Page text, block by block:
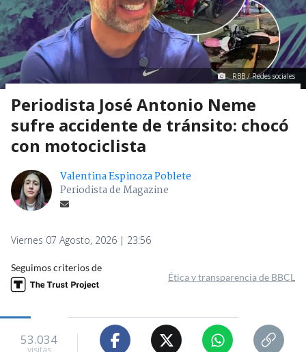
RBB / Redes sociales
Periodista José Antonio Neme
sufre accidente de tránsito: chocó
con motociclista
Valentina Espinoza Poblete
Periodista de Magazine
Viernes 07 Agosto, 2026 | 23:56
Seguimos criterios de
Ética y transparencia de BBCL
53.034
visitas